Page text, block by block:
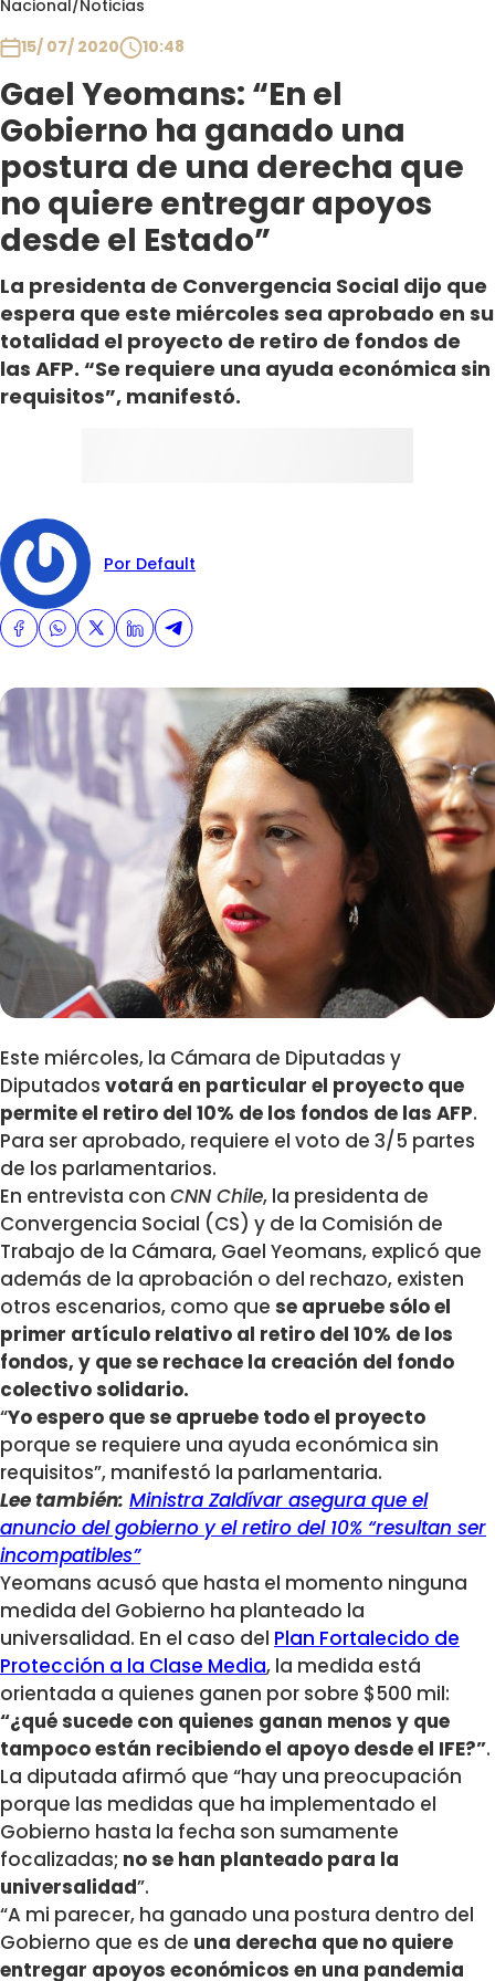
Nacional/Noticias
15/ 07/ 2020
10:48
Gael Yeomans: “En el
Gobierno ha ganado una
postura de una derecha que
no quiere entregar apoyos
desde el Estado”
La presidenta de Convergencia Social dijo que
espera que este miércoles sea aprobado en su
totalidad el proyecto de retiro de fondos de
las AFP. “Se requiere una ayuda económica sin
requisitos”, manifestó.
Por Default
Este miércoles, la Cámara de Diputadas y
Diputados votará en particular el proyecto que
permite el retiro del 10% de los fondos de las AFP.
Para ser aprobado, requiere el voto de 3/5 partes
de los parlamentarios.
En entrevista con CNN Chile, la presidenta de
Convergencia Social (CS) y de la Comisión de
Trabajo de la Cámara, Gael Yeomans, explicó que
además de la aprobación o del rechazo, existen
otros escenarios, como que se apruebe sólo el
primer artículo relativo al retiro del 10% de los
fondos, y que se rechace la creación del fondo
colectivo solidario.
“Yo espero que se apruebe todo el proyecto
porque se requiere una ayuda económica sin
requisitos”, manifestó la parlamentaria.
Lee también: Ministra Zaldívar asegura que el
anuncio del gobierno y el retiro del 10% “resultan ser
incompatibles”
Yeomans acusó que hasta el momento ninguna
medida del Gobierno ha planteado la
universalidad. En el caso del Plan Fortalecido de
Protección a la Clase Media, la medida está
orientada a quienes ganen por sobre $500 mil:
“¿qué sucede con quienes ganan menos y que
tampoco están recibiendo el apoyo desde el IFE?”.
La diputada afirmó que “hay una preocupación
porque las medidas que ha implementado el
Gobierno hasta la fecha son sumamente
focalizadas; no se han planteado para la
universalidad”.
“A mi parecer, ha ganado una postura dentro del
Gobierno que es de una derecha que no quiere
entregar apoyos económicos en una pandemia
Club De La Comedia
Contigo en Directo
Plan Perfecto
El Tiempo
Sabingo
Todos Los Programas